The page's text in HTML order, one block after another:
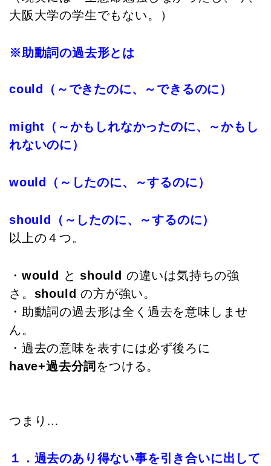
大阪大学の学生でもない。）
※助動詞の過去形とは
could（～できたのに、～できるのに）
might（～かもしれなかったのに、～かもし
れないのに）
would（～したのに、～するのに）
should（～したのに、～するのに）
以上の４つ。
・ would と should の違いは気持ちの強
さ。 should の方が強い。
・助動詞の過去形は全く過去を意味しませ
ん。
・過去の意味を表すには必ず後ろに
have+過去分詞 をつける。
つまり…
１．過去のあり得ない事を引き合いに出して